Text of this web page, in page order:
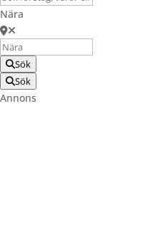
Nära
Sök
Sök
Annons